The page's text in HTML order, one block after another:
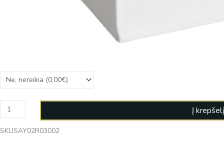
Į krepšelį
SKUSAY02R03002